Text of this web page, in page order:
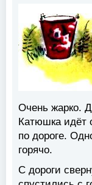
Очень жарко.
Катюшка идёт
по дороге.
горячо.
С дороги